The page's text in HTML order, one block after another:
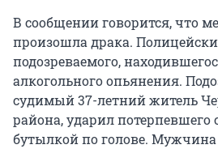
В сообщении говорится, что
произошла драка.
подозреваемого,
алкогольного опьянения.
судимый 37-летний житель
района, ударил потерпевшего
бутылкой по голове.